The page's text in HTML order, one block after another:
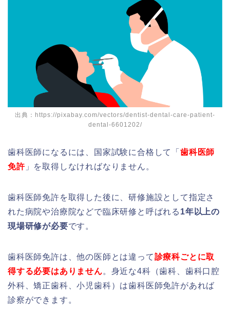
出典：https://pixabay.com/vectors/dentist-dental-care-patient-
dental-6601202/
歯科医師になるには、国家試験に合格して「 歯科医師
免許」を取得しなければなりません。
歯科医師免許を取得した後に、研修施設として指定さ
れた病院や治療院などで臨床研修と呼ばれる 1年以上の
現場研修が必要です。
歯科医師免許は、他の医師とは違って診療科ごとに取
得する必要はありません。身近な4科（歯科、歯科口腔
外科、矯正歯科、小児歯科）は歯科医師免許があれば
診察ができます。